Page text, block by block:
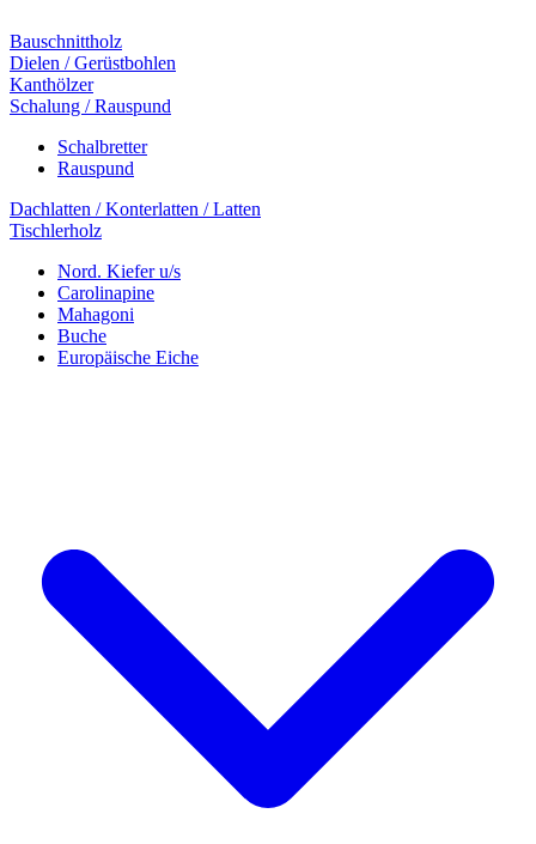
Bauschnittholz
Dielen / Gerüstbohlen
Kanthölzer
Schalung / Rauspund
Schalbretter
Rauspund
Dachlatten / Konterlatten / Latten
Tischlerholz
Nord. Kiefer u/s
Carolinapine
Mahagoni
Buche
Europäische Eiche